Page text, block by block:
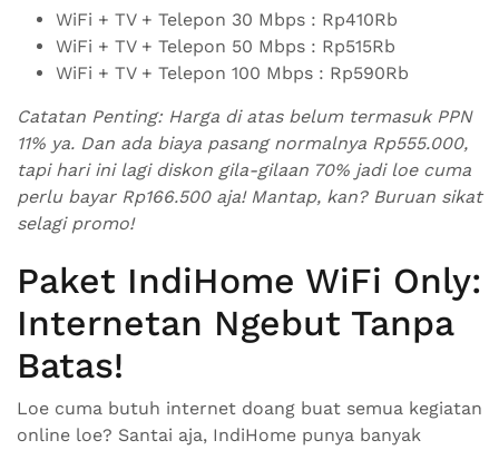
WiFi + TV + Telepon 30 Mbps : Rp410Rb
WiFi + TV + Telepon 50 Mbps : Rp515Rb
WiFi + TV + Telepon 100 Mbps : Rp590Rb
Catatan Penting: Harga di atas belum termasuk PPN
11% ya. Dan ada biaya pasang normalnya Rp555.000,
tapi hari ini lagi diskon gila-gilaan 70% jadi loe cuma
perlu bayar Rp166.500 aja! Mantap, kan? Buruan sikat
selagi promo!
Paket IndiHome WiFi Only:
Internetan Ngebut Tanpa
Batas!
Loe cuma butuh internet doang buat semua kegiatan
online loe? Santai aja, IndiHome punya banyak